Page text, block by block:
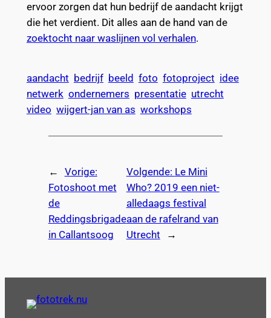
ervoor zorgen dat hun bedrijf de aandacht krijgt
die het verdient. Dit alles aan de hand van de
zoektocht naar waslijnen vol verhalen.
aandacht bedrijf beeld foto fotoproject idee
netwerk ondernemers presentatie utrecht
video wijgert-jan van as workshops
←
Vorige:
Fotoshoot met
de
Reddingsbrigade
in Callantsoog
Volgende: Le Mini
Who? 2019 een niet-
alledaags festival
aan de rafelrand van
Utrecht
→